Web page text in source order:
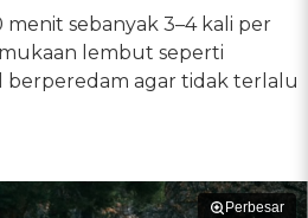
menit sebanyak 3–4 kali per
lembut seperti
agar tidak terlalu
Perbesar